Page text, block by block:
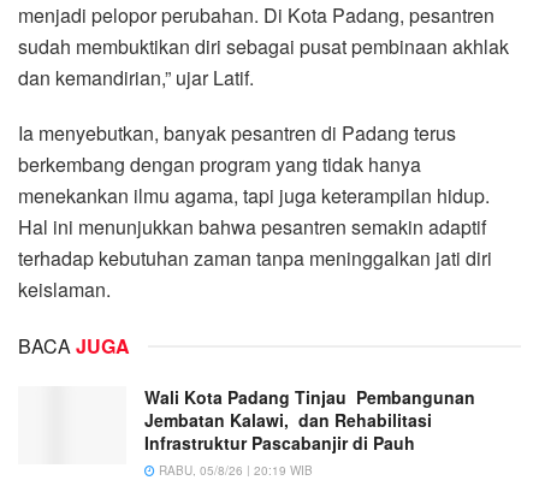
menjadi pelopor perubahan. Di Kota Padang, pesantren
sudah membuktikan diri sebagai pusat pembinaan akhlak
dan kemandirian,” ujar Latif.
Ia menyebutkan, banyak pesantren di Padang terus
berkembang dengan program yang tidak hanya
menekankan ilmu agama, tapi juga keterampilan hidup.
Hal ini menunjukkan bahwa pesantren semakin adaptif
terhadap kebutuhan zaman tanpa meninggalkan jati diri
keislaman.
BACAJUGA
Wali Kota Padang Tinjau Pembangunan
Jembatan Kalawi, dan Rehabilitasi
Infrastruktur Pascabanjir di Pauh
RABU, 05/8/26 | 20:19 WIB